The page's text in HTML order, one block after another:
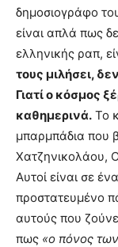
δημοσιογράφο
είναι απλά πως
ελληνικής ραπ,
τους μιλήσει,
Γιατί ο κόσμος
καθημερινά. Το
μπαρμπάδια που
Χατζηνικολάου,
Αυτοί είναι σε
προστατευμένο
αυτούς που
πως «ο πόνος